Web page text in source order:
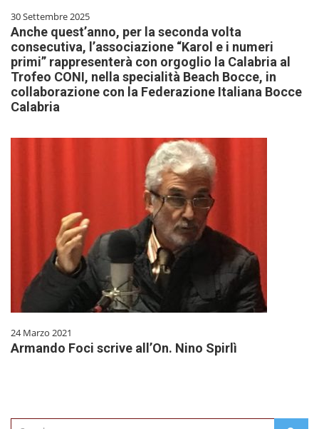
30 Settembre 2025
Anche quest’anno, per la seconda volta
consecutiva, l’associazione “Karol e i numeri
primi” rappresenterà con orgoglio la Calabria al
Trofeo CONI, nella specialità Beach Bocce, in
collaborazione con la Federazione Italiana Bocce
Calabria
24 Marzo 2021
Armando Foci scrive all’On. Nino Spirlì
Search